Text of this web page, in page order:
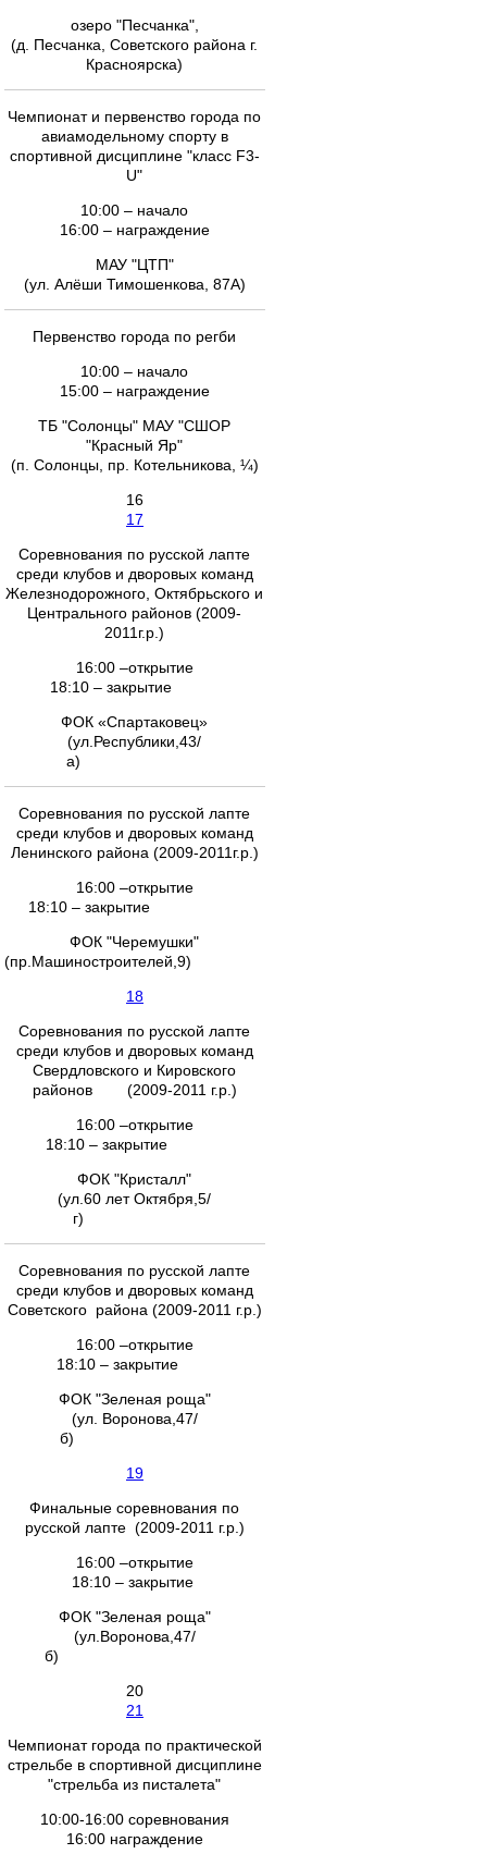
озеро "Песчанка",
(д. Песчанка, Советского района г.
Красноярска)
Чемпионат и первенство города по
авиамодельному спорту в
спортивной дисциплине "класс F3-
U"
10:00 – начало
16:00 – награждение
МАУ "ЦТП"
(ул. Алёши Тимошенкова, 87А)
Первенство города по регби
10:00 – начало
15:00 – награждение
ТБ "Солонцы" МАУ "СШОР
"Красный Яр"
(п. Солонцы, пр. Котельникова, ¼)
16
17
Соревнования по русской лапте
среди клубов и дворовых команд
Железнодорожного, Октябрьского и
Центрального районов (2009-
2011г.р.)
16:00 –открытие
18:10 – закрытие
ФОК «Спартаковец»
(ул.Республики,43/
а)
Соревнования по русской лапте
среди клубов и дворовых команд
Ленинского района (2009-2011г.р.)
16:00 –открытие
18:10 – закрытие
ФОК "Черемушки"
(пр.Машиностроителей,9)
18
Соревнования по русской лапте
среди клубов и дворовых команд
Свердловского и Кировского
районов (2009-2011 г.р.)
16:00 –открытие
18:10 – закрытие
ФОК "Кристалл"
(ул.60 лет Октября,5/
г)
Соревнования по русской лапте
среди клубов и дворовых команд
Советского района (2009-2011 г.р.)
16:00 –открытие
18:10 – закрытие
ФОК "Зеленая роща"
(ул. Воронова,47/
б)
19
Финальные соревнования по
русской лапте (2009-2011 г.р.)
16:00 –открытие
18:10 – закрытие
ФОК "Зеленая роща"
(ул.Воронова,47/
б)
20
21
Чемпионат города по практической
стрельбе в спортивной дисциплине
"стрельба из писталета"
10:00-16:00 соревнования
16:00 награждение